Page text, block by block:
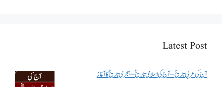
Latest Post
آج کی عربی تاریخ – آج کی اسلامی تاریخ – ہجری تاریخ کا آغاز